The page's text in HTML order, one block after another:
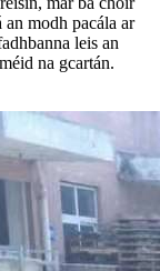
modh pacála ar
leis an
na gcartán.